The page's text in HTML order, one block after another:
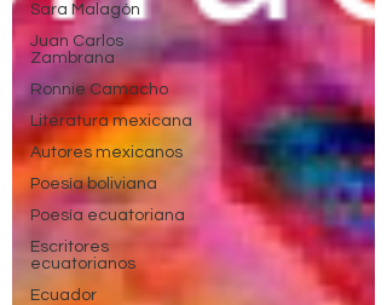
Sara Malagón
Juan Carlos
Zambrana
Ronnie Camacho
Literatura mexicana
Autores mexicanos
Poesía boliviana
Poesía ecuatoriana
Escritores
ecuatorianos
Ecuador